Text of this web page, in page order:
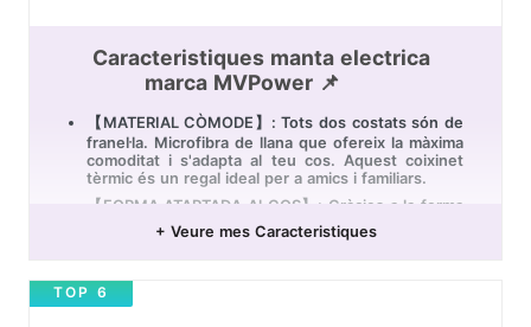
Caracteristiques manta electrica
marca MVPower 📌
【MATERIAL CÒMODE】: Tots dos costats són de
franel·la. Microfibra de llana que ofereix la màxima
comoditat i s'adapta al teu cos. Aquest coixinet
tèrmic és un regal ideal per a amics i familiars.
【FORMA ATAPTADA Al COS】: Gràcies a la forma
adaptada al cos i a l'ajustable individualment
mitjançant cinturó abdominal i botons de pressió
Mantingues el coixinet de calor rentable a
màquina neta i com nova.
+ Veure mes Caracteristiques
TOP 6